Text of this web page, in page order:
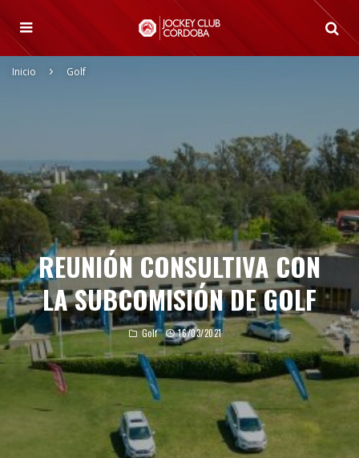
Inicio Golf
REUNIÓN CONSULTIVA CON
LA SUBCOMISIÓN DE GOLF
Golf 16/03/2021